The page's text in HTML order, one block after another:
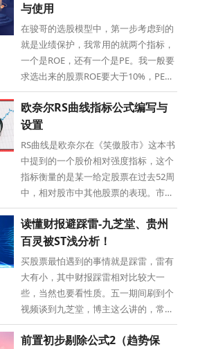
量又降低一半。这365只股票，基本面
应该讲都是比较不错的，业绩也比较优
秀，买这样的股票踩雷的概率极低。
与使用
在骏哥的选股模型中，第一步考虑到的
就是业绩保护，我常用的就两个指标，
一个是ROE，还有一个是PE。我一般要
求选出来的股票ROE要大于10%，PE要
小于40倍。ROE看的是业绩，PE看的是
泡沫。最多偶尔会把市盈率PE指标调到
45倍，我的意思即使做个短线，持股时
间不长，这已经是我能容忍的最低标准
了。这一步下来，市场上5367只股票
欧奈尔RS曲线指标公式编写与
设置
RS曲线是欧奈尔在《笑傲股市》这本书
中提到的一个股价相对强度指标，这个
指标衡量的是某一给定股票在过去52周
中，相对股市中其他股票的表现。市场
上每一只股票都被指定在0~100范围内
的某一数值，RS曲线数值越大，代表阶
段时间内股价走势越强势。欧奈尔的RS
曲线指标，也被《股票魔法师》作者马
克·米勒维尼，使用在他的趋势
读懂财报避踩雷-九芝堂、贵州
百灵被ST浅分析！
买股票最怕遇到的事情就是踩雷，雷有
大有小，其中财报踩雷相对比较大一
些，当然也要看性质。五一期间刷到个
视频谈到九芝堂，博主这么讲的，常年
分红，从未有过亏损的九芝堂，还是百
年老字号，这都被挂ST了，以后还怎么
前置初步剔除公式2（趋势保